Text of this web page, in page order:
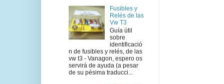
Fusibles y
Relés de las
Vw T3
Guía útil
sobre
identificació
n de fusibles y relés, de las
vw t3 - Vanagon, espero os
servirá de ayuda (a pesar
de su pésima traducci...